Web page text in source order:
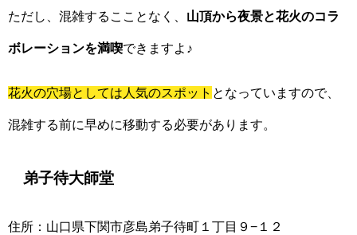
ただし、混雑するこことなく、 山頂から夜景と花火のコラ
ボレーションを満喫できますよ♪
花火の穴場としては人気のスポット となっていますので、
混雑する前に早めに移動する必要があります。
弟子待大師堂
住所：山口県下関市彦島弟子待町１丁目９−１２